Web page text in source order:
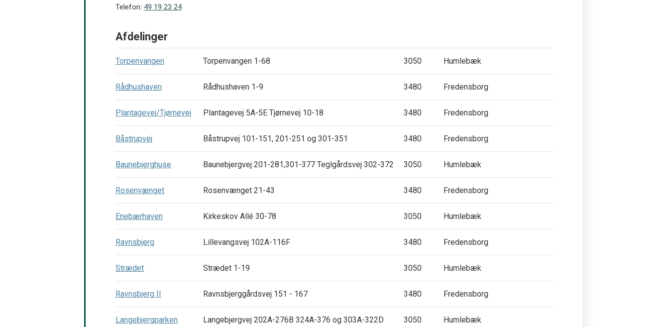
Telefon: 49 19 23 24
Afdelinger
Torpenvangen Torpenvangen 1-68 3050 Humlebæk
Rådhushaven Rådhushaven 1-9 3480 Fredensborg
Plantagevej/Tjørnevej Plantagevej 5A-5E Tjørnevej 10-18 3480 Fredensborg
Båstrupvej Båstrupvej 101-151, 201-251 og 301-351 3480 Fredensborg
Baunebjerghuse Baunebjergvej 201-281,301-377 Teglgårdsvej 302-372 3050 Humlebæk
Rosenvænget Rosenvænget 21-43 3480 Fredensborg
Enebærhaven Kirkeskov Allé 30-78 3050 Humlebæk
Ravnsbjerg Lillevangsvej 102A-116F 3480 Fredensborg
Strædet Strædet 1-19 3050 Humlebæk
Ravnsbjerg II Ravnsbjerggårdsvej 151 - 167 3480 Fredensborg
Langebjergparken Langebjergvej 202A-276B 324A-376 og 303A-322D 3050 Humlebæk